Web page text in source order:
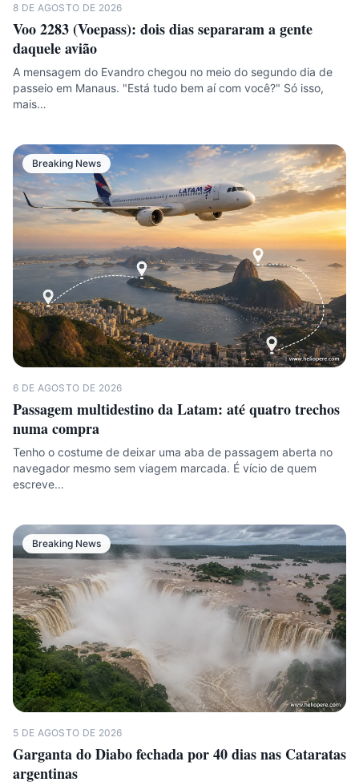
8 DE AGOSTO DE 2026
Voo 2283 (Voepass): dois dias separaram a gente
daquele avião
A mensagem do Evandro chegou no meio do segundo dia de
passeio em Manaus. "Está tudo bem aí com você?" Só isso,
mais…
Breaking News
6 DE AGOSTO DE 2026
Passagem multidestino da Latam: até quatro trechos
numa compra
Tenho o costume de deixar uma aba de passagem aberta no
navegador mesmo sem viagem marcada. É vício de quem
escreve…
Breaking News
5 DE AGOSTO DE 2026
Garganta do Diabo fechada por 40 dias nas Cataratas
argentinas